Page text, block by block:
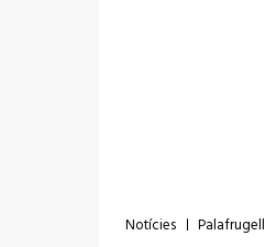
Notícies Palafrugell